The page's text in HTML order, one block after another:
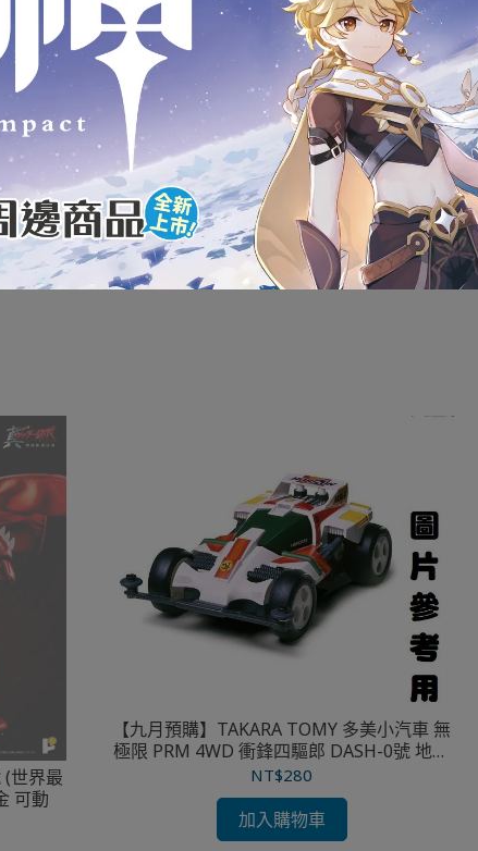
狀，可能會導致影響您的退貨權益，在您還不確定是否要
內盒產品的完整性，如嚴格要求外盒完整者請慎重考慮
款式為準
撥打本店客服0908-313-155或(02)2946-1234，將有專人為
(世界最
可動
【九月預購】TAKARA TOMY 多美小汽車 無
極限 PRM 4WD 衝鋒四驅郎 DASH-0號 地平
線
NT$280
加入購物車